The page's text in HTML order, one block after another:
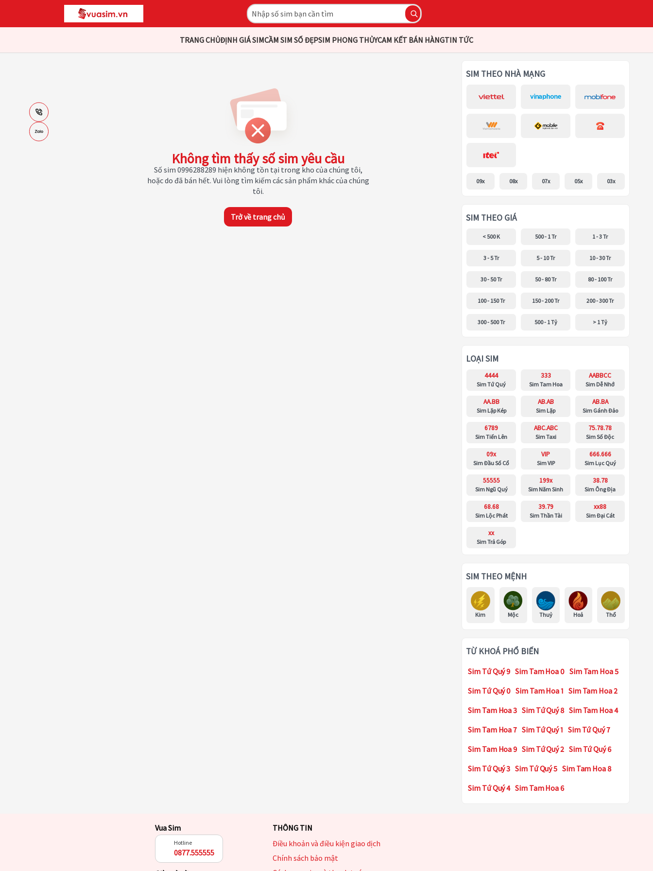
TRANG CHỦĐỊNH GIÁ SIMCẦM SIM SỐ ĐẸPSIM PHONG THỦYCAM KẾT BÁN HÀNGTIN TỨC
Không tìm thấy số sim yêu cầu
Số sim 0996288289 hiện không tồn tại trong kho của chúng tôi,
hoặc do đã bán hết. Vui lòng tìm kiếm các sản phẩm khác của chúng
tôi.
Trở về trang chủ
SIM THEO NHÀ MẠNG
09x 08x 07x 05x 03x
SIM THEO GIÁ
< 500 K 500 - 1 Tr 1 - 3 Tr
3 - 5 Tr 5 - 10 Tr 10 - 30 Tr
30 - 50 Tr 50 - 80 Tr 80 - 100 Tr
100 - 150 Tr 150 - 200 Tr 200 - 300 Tr
300 - 500 Tr 500 - 1 Tỷ > 1 Tỷ
LOẠI SIM
4444
Sim Tứ Quý
333
Sim Tam Hoa
AABBCC
Sim Dễ Nhớ
AA.BB
Sim Lặp Kép
AB.AB
Sim Lặp
AB.BA
Sim Gánh Đảo
6789
Sim Tiến Lên
ABC.ABC
Sim Taxi
75.78.78
Sim Số Độc
09x
Sim Đầu Số Cổ
VIP
Sim VIP
666.666
Sim Lục Quý
55555
Sim Ngũ Quý
199x
Sim Năm Sinh
38.78
Sim Ông Địa
68.68
Sim Lộc Phát
39.79
Sim Thần Tài
xx88
Sim Đại Cát
xx
Sim Trả Góp
SIM THEO MỆNH
Kim Mộc Thuỷ Hoả Thổ
TỪ KHOÁ PHỔ BIẾN
Sim Tứ Quý 9 Sim Tam Hoa 0 Sim Tam Hoa 5
Sim Tứ Quý 0 Sim Tam Hoa 1 Sim Tam Hoa 2
Sim Tam Hoa 3 Sim Tứ Quý 8 Sim Tam Hoa 4
Sim Tam Hoa 7 Sim Tứ Quý 1 Sim Tứ Quý 7
Sim Tam Hoa 9 Sim Tứ Quý 2 Sim Tứ Quý 6
Sim Tứ Quý 3 Sim Tứ Quý 5 Sim Tam Hoa 8
Sim Tứ Quý 4 Sim Tam Hoa 6
Vua Sim
Hotline
0877.555555
THÔNG TIN
Điều khoản và điều kiện giao dịch
Chính sách bảo mật